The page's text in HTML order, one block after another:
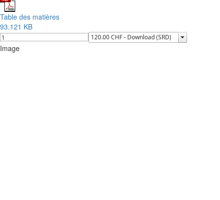
Table des matières
93.121 KB
Image